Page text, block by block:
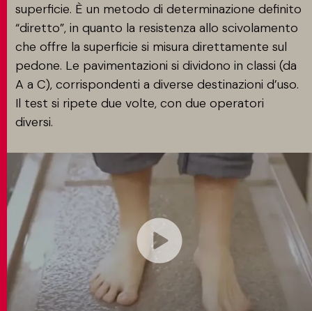
superficie. È un metodo di determinazione definito
“diretto”, in quanto la resistenza allo scivolamento
che offre la superficie si misura direttamente sul
pedone. Le pavimentazioni si dividono in classi (da
A a C), corrispondenti a diverse destinazioni d’uso.
Il test si ripete due volte, con due operatori
diversi.